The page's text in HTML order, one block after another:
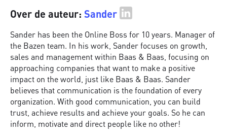
Over de auteur: Sander
Sander has been the Online Boss for 10 years. Manager of
the Bazen team. In his work, Sander focuses on growth,
sales and management within Baas & Baas, focusing on
approaching companies that want to make a positive
impact on the world, just like Baas & Baas. Sander
believes that communication is the foundation of every
organization. With good communication, you can build
trust, achieve results and achieve your goals. So he can
inform, motivate and direct people like no other!